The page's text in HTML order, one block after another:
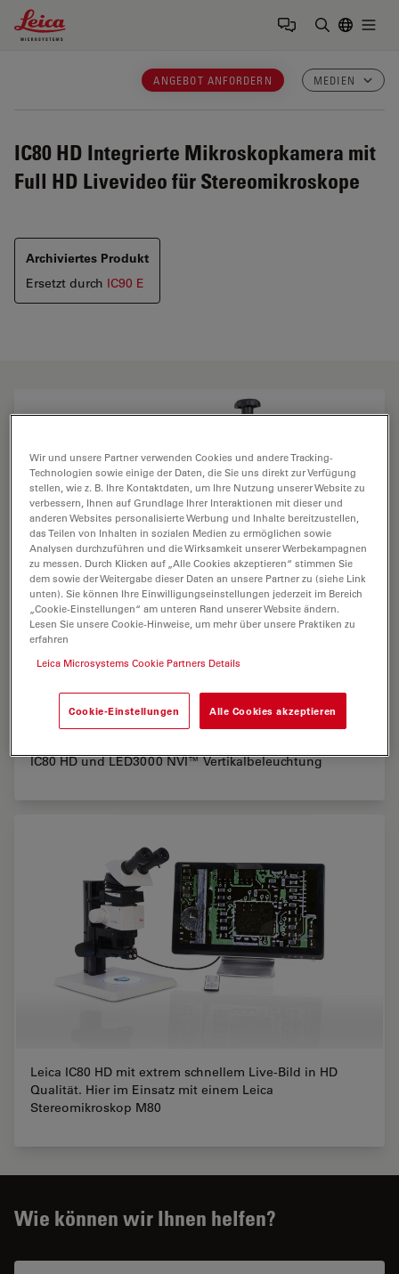
Leica Microsystems Logo
ANGEBOT ANFORDERN MEDIEN
IC80 HD Integrierte Mikroskopkamera mit
Full HD Livevideo für Stereomikroskope
Archiviertes Produkt
Ersetzt durch IC90 E
IC80 HD und LED3000 NVI™ Vertikalbeleuchtung
Leica IC80 HD mit extrem schnellem Live-Bild in HD
Qualität. Hier im Einsatz mit einem Leica
Stereomikroskop M80
Wie können wir Ihnen helfen?
Wir und unsere Partner verwenden Cookies und andere Tracking-
Technologien sowie einige der Daten, die Sie uns direkt zur Verfügung
stellen, wie z. B. Ihre Kontaktdaten, um Ihre Nutzung unserer Website zu
verbessern, Ihnen auf Grundlage Ihrer Interaktionen mit dieser und
anderen Websites personalisierte Werbung und Inhalte bereitzustellen,
das Teilen von Inhalten in sozialen Medien zu ermöglichen sowie
Analysen durchzuführen und die Wirksamkeit unserer Werbekampagnen
zu messen. Durch Klicken auf „Alle Cookies akzeptieren“ stimmen Sie
dem sowie der Weitergabe dieser Daten an unsere Partner zu (siehe Link
unten). Sie können Ihre Einwilligungseinstellungen jederzeit im Bereich
„Cookie-Einstellungen“ am unteren Rand unserer Website ändern.
Lesen Sie unsere Cookie-Hinweise, um mehr über unsere Praktiken zu
erfahren
Leica Microsystems Cookie Partners Details
Cookie-Einstellungen Alle Cookies akzeptieren